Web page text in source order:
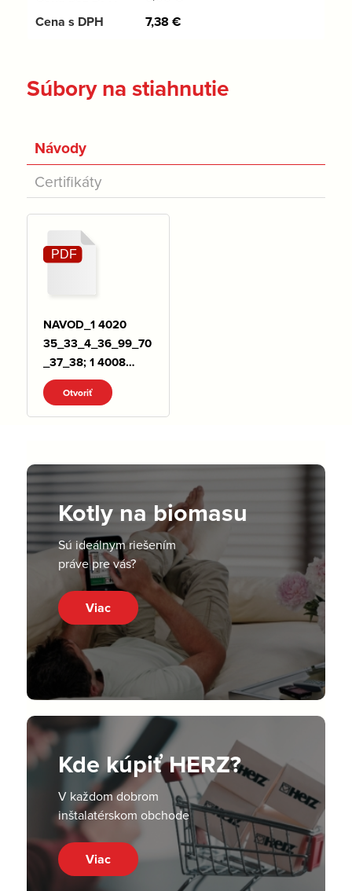
7,38 €
Súbory na stiahnutie
Návody
Certifikáty
NAVOD_1 4020
35_33_4_36_99_70
_37_38; 1 4008
06_08; 1 4022
46.pdfOtvoriť
Kotly na biomasu
Sú ideálnym riešením
práve pre vás?
Viac
Kde kúpiť HERZ?
V každom dobrom
inštalatérskom obchode
Viac